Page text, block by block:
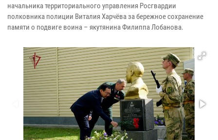
начальника территориального управления Росгвардии
полковника полиции Виталия Харчёва за бережное сохранение
памяти о подвиге воина – якутянина Филиппа Лобанова.